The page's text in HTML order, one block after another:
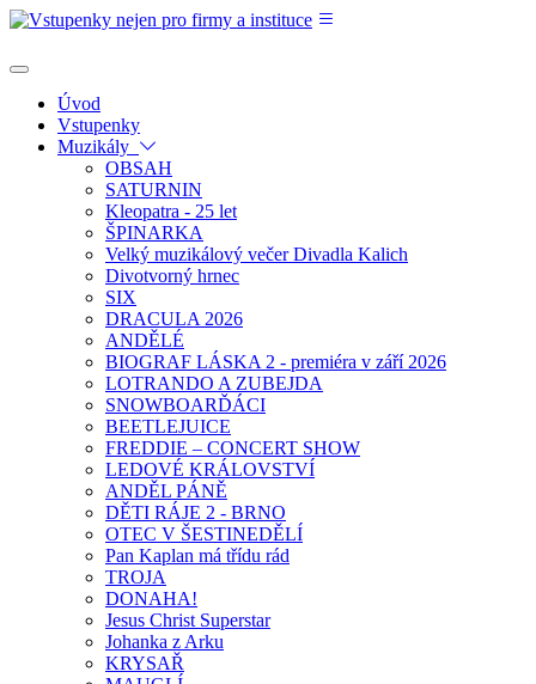
Úvod
Vstupenky
Muzikály
OBSAH
SATURNIN
Kleopatra - 25 let
ŠPINARKA
Velký muzikálový večer Divadla Kalich
Divotvorný hrnec
SIX
DRACULA 2026
ANDĚLÉ
BIOGRAF LÁSKA 2 - premiéra v září 2026
LOTRANDO A ZUBEJDA
SNOWBOARĎÁCI
BEETLEJUICE
FREDDIE – CONCERT SHOW
LEDOVÉ KRÁLOVSTVÍ
ANDĚL PÁNĚ
DĚTI RÁJE 2 - BRNO
OTEC V ŠESTINEDĚLÍ
Pan Kaplan má třídu rád
TROJA
DONAHA!
Jesus Christ Superstar
Johanka z Arku
KRYSAŘ